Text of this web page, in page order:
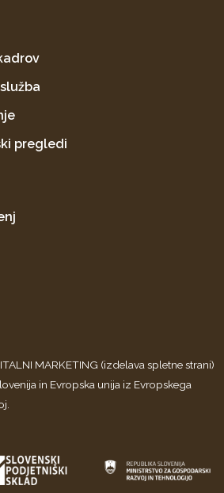
pregledi
MARKETING (izdelava spletne strani)
in Evropska unija iz Evropskega